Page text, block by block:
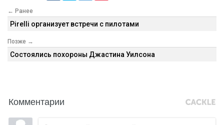
← Ранее
Pirelli организует встречи с пилотами
Позже →
Состоялись похороны Джастина Уилсона
Комментарии